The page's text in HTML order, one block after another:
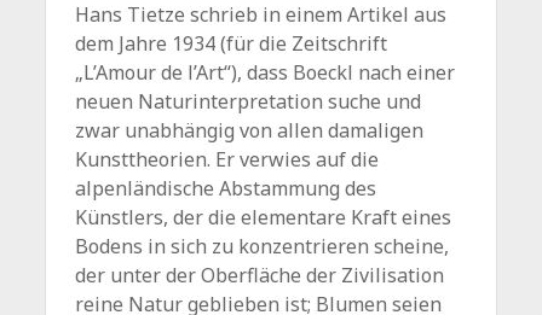
Hans Tietze schrieb in einem Artikel aus
dem Jahre 1934 (für die Zeitschrift
„L’Amour de l’Art“), dass Boeckl nach einer
neuen Naturinterpretation suche und
zwar unabhängig von allen damaligen
Kunsttheorien. Er verwies auf die
alpenländische Abstammung des
Künstlers, der die elementare Kraft eines
Bodens in sich zu konzentrieren scheine,
der unter der Oberfläche der Zivilisation
reine Natur geblieben ist; Blumen seien